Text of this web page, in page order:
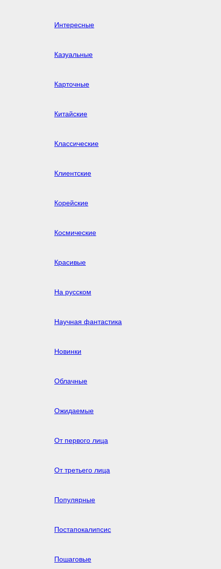
Интересные
Казуальные
Карточные
Китайские
Классические
Клиентские
Корейские
Космические
Красивые
На русском
Научная фантастика
Новинки
Облачные
Ожидаемые
От первого лица
От третьего лица
Популярные
Постапокалипсис
Пошаговые